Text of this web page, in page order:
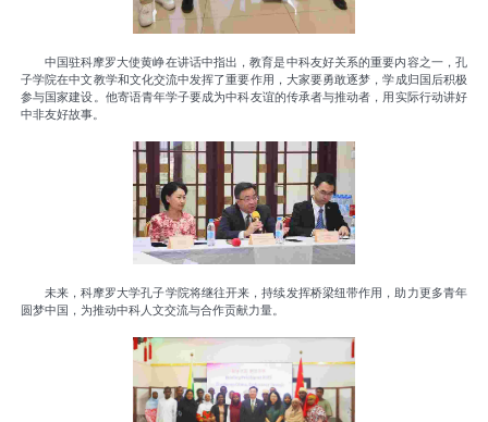
中国驻科摩罗大使黄峥在讲话中指出，教育是中科友好关系的重要内容之一，孔
子学院在中文教学和文化交流中发挥了重要作用，大家要勇敢逐梦，学成归国后积极
参与国家建设。他寄语青年学子要成为中科友谊的传承者与推动者，用实际行动讲好
中非友好故事。
未来，科摩罗大学孔子学院将继往开来，持续发挥桥梁纽带作用，助力更多青年
圆梦中国，为推动中科人文交流与合作贡献力量。